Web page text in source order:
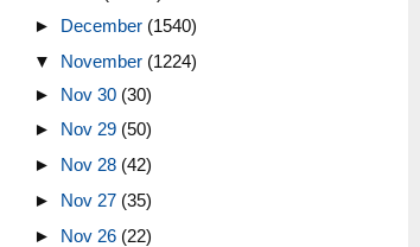
► December (1540)
▼ November (1224)
► Nov 30 (30)
► Nov 29 (50)
► Nov 28 (42)
► Nov 27 (35)
► Nov 26 (22)